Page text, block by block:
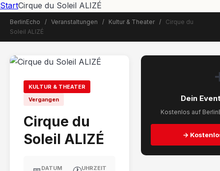
StartCirque du Soleil ALIZÉ
BerlinEcho / Veranstaltungen / Kultur & Theater /
Cirque du
Soleil ALIZÉ
KULTUR & THEATER
Vergangen
Cirque du
Soleil ALIZÉ
DATUM UHRZEIT
Dein
Kostenlos auf
→